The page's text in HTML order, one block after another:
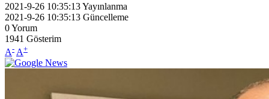
2021-9-26 10:35:13Yayınlanma
2021-9-26 10:35:13 Güncelleme
0Yorum
1941 Gösterim
A- A+